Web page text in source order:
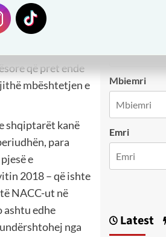
shumë
shtetërore
që pret ende
mbështetjen e
shqiptarët kanë
para
e
2018 – që ishte
NACC-ut në
edhe
nga
Mbiemri
Emri
Latest